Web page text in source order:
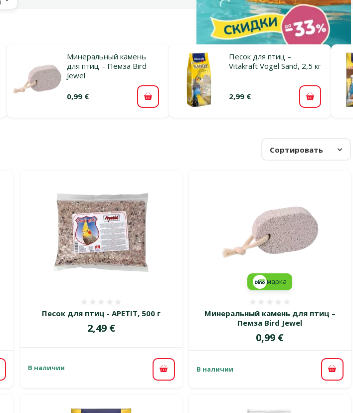
Минеральный камень
для птиц – Пемза Bird
Jewel
0,99 € В корзину
Песок для птиц –
Vitakraft Vogel Sand, 2,5 кг
2,99 € В корзину
Сортировать
Песок для птиц - APETIT, 500 г
Цена
2,49 €
В наличии
В корзину
Минеральный камень для птиц –
Пемза Bird Jewel
Цена
0,99 €
марка
В наличии В